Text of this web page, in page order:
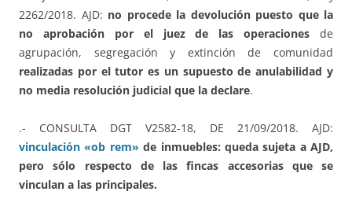
2262/2018. AJD: no procede la devolución puesto que la
no aprobación por el juez de las operaciones de
agrupación, segregación y extinción de comunidad
realizadas por el tutor es un supuesto de anulabilidad y
no media resolución judicial que la declare.
.- CONSULTA DGT V2582-18, DE 21/09/2018. AJD:
vinculación «ob rem» de inmuebles: queda sujeta a AJD,
pero sólo respecto de las fincas accesorias que se
vinculan a las principales.